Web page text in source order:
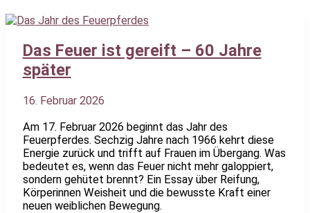
Das Feuer ist gereift – 60 Jahre
später
16. Februar 2026
Am 17. Februar 2026 beginnt das Jahr des
Feuerpferdes. Sechzig Jahre nach 1966 kehrt diese
Energie zurück und trifft auf Frauen im Übergang. Was
bedeutet es, wenn das Feuer nicht mehr galoppiert,
sondern gehütet brennt? Ein Essay über Reifung,
Körperinnen Weisheit und die bewusste Kraft einer
neuen weiblichen Bewegung.